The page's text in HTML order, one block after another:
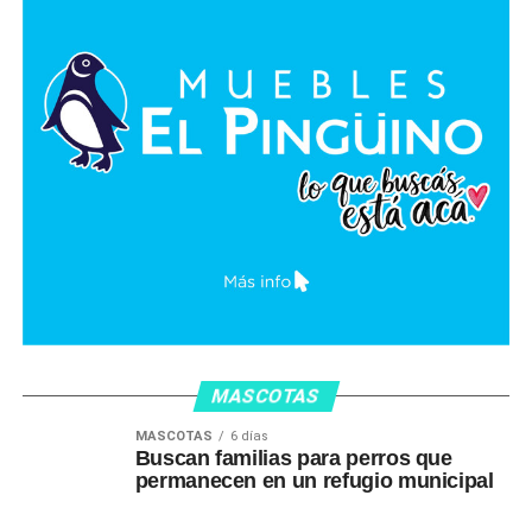
MASCOTAS
MASCOTAS 6 días
Buscan familias para perros que
permanecen en un refugio municipal